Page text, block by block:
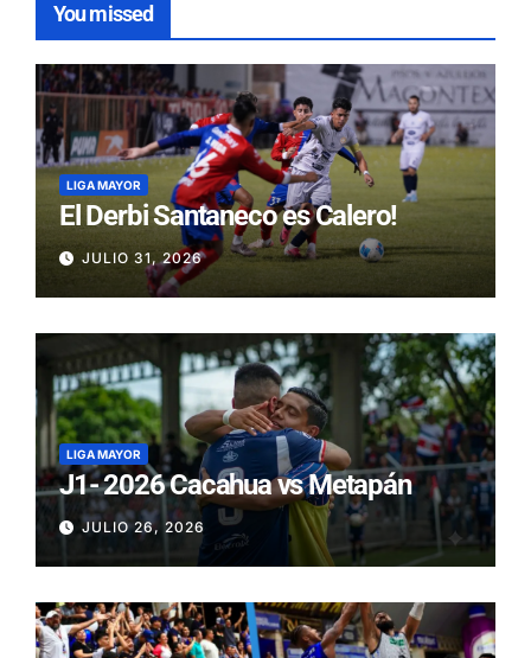
You missed
LIGA MAYOR
El Derbi Santaneco es Calero!
JULIO 31, 2026
LIGA MAYOR
J1- 2026 Cacahua vs Metapán
JULIO 26, 2026